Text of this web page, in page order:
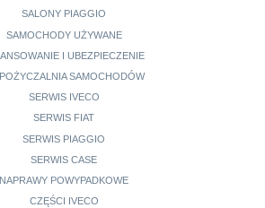
SALONY PIAGGIO
SAMOCHODY UŻYWANE
I UBEZPIECZENIE
SAMOCHODÓW
SERWIS IVECO
SERWIS FIAT
SERWIS PIAGGIO
SERWIS CASE
NAPRAWY POWYPADKOWE
CZĘŚCI IVECO